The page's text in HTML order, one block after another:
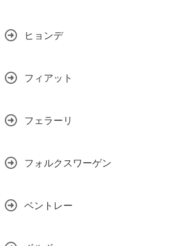
ヒョンデ
フィアット
フェラーリ
フォルクスワーゲン
ベントレー